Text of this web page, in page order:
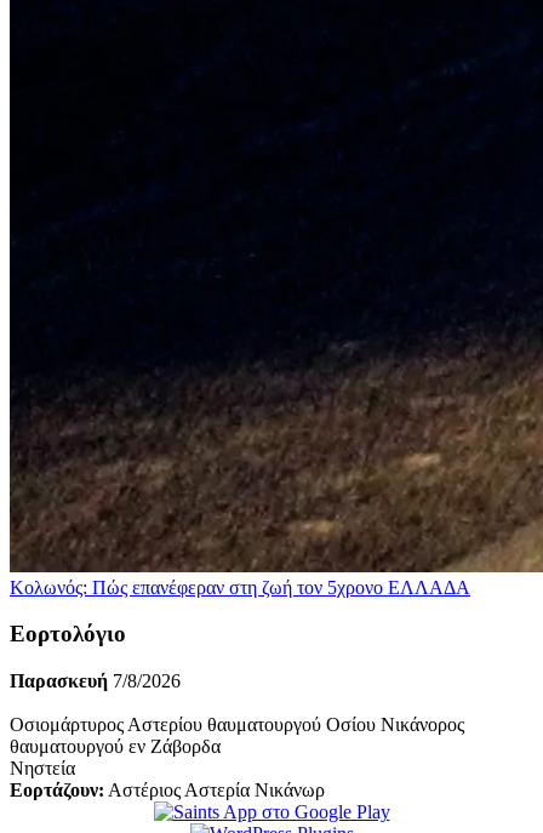
Κολωνός: Πώς επανέφεραν στη ζωή τον 5χρονο ΕΛΛΑΔΑ
Εορτολόγιο
Παρασκευή 7/8/2026
Οσιομάρτυρος Αστερίου θαυματουργού Οσίου Νικάνορος
θαυματουργού εν Ζάβορδα
Νηστεία
Εορτάζουν: Αστέριος Αστερία Νικάνωρ